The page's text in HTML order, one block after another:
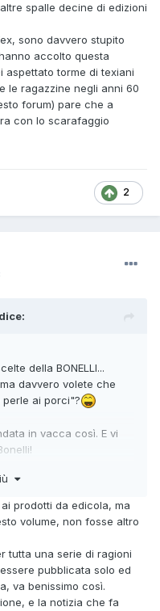
spalle decine di edizioni
sono davvero stupito
accolto questa
aspettato torme di texiani
le ragazzine negli anni 60
forum) pare che a
con lo scarafaggio
2
dice:
della BONELLI...
davvero volete che
ai porci"?
in vacca così. E vi
da idiota", non so
e aspettare.
editrice per alcuni non
prodotti da edicola, ma
volume, non fosse altro
tutta una serie di ragioni
pubblicata solo ed
va benissimo così.
e la notizia che fa